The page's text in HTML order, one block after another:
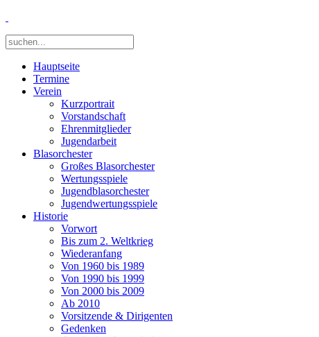
Hauptseite
Termine
Verein
Kurzportrait
Vorstandschaft
Ehrenmitglieder
Jugendarbeit
Blasorchester
Großes Blasorchester
Wertungsspiele
Jugendblasorchester
Jugendwertungsspiele
Historie
Vorwort
Bis zum 2. Weltkrieg
Wiederanfang
Von 1960 bis 1989
Von 1990 bis 1999
Von 2000 bis 2009
Ab 2010
Vorsitzende & Dirigenten
Gedenken